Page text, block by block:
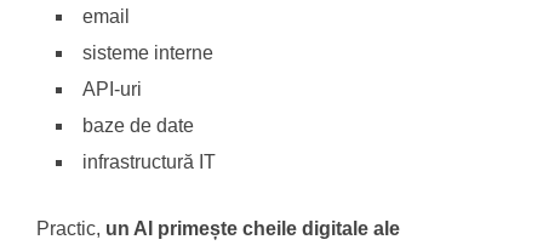
email
sisteme interne
API-uri
baze de date
infrastructură IT
Practic, un AI primește cheile digitale ale